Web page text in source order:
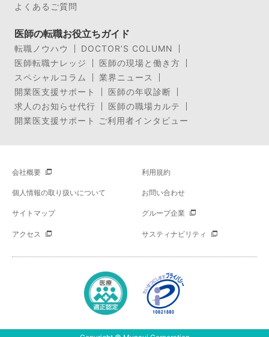
よくあるご質問
医師の転職お役立ちガイド
転職ノウハウ
DOCTOR’S COLUMN
医師転職ナレッジ
医師の現場と働き方
スペシャルコラム
業界ニュース
開業医支援サポート
医師の年収診断
求人のお知らせ代行
医師の職場カルテ
開業医支援サポート ご利用者インタビュー
会社概要 利用規約
個人情報の取り扱いについて お問い合わせ
サイトマップ グループ企業
アクセス サスティナビリティ